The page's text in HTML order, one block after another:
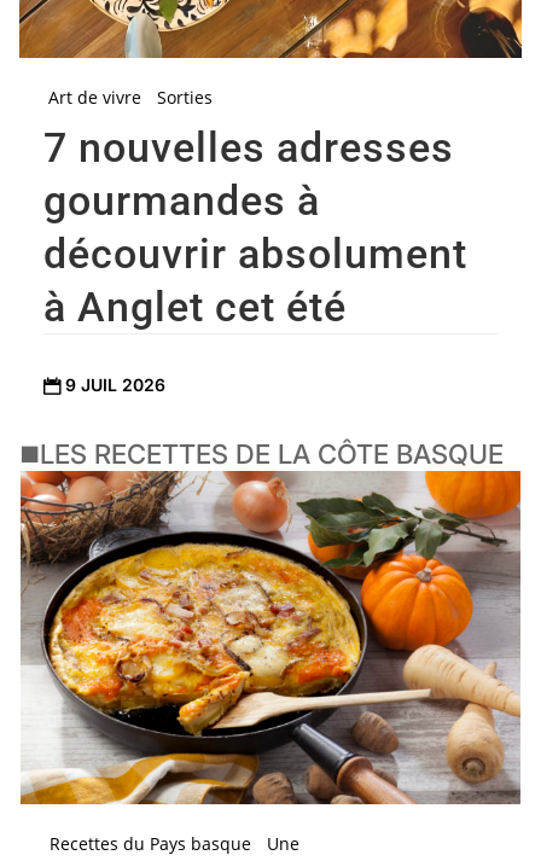
Art de vivre Sorties
7 nouvelles adresses
gourmandes à
découvrir absolument
à Anglet cet été
 9 JUIL 2026
◼️LES RECETTES DE LA CÔTE BASQUE
Recettes du Pays basque Une